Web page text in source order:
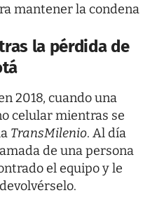
mantener la condena
la pérdida de
2018, cuando una
celular mientras se
TransMilenio. Al día
de una persona
el equipo y le